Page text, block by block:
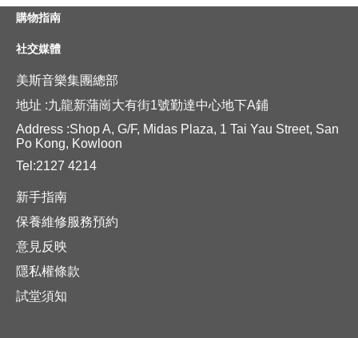
購物指南
社交媒體
美斯音樂集團總部
地址 :九龍新蒲崗大有街1號勤達中心地下A鋪
Address :Shop A, G/F, Midas Plaza, 1 Tai Yau Street, San
Po Kong, Kowloon
Tel:2127 4214
新手指南
保養維修服務預約
意見反映
隱私權條款
試堂須知